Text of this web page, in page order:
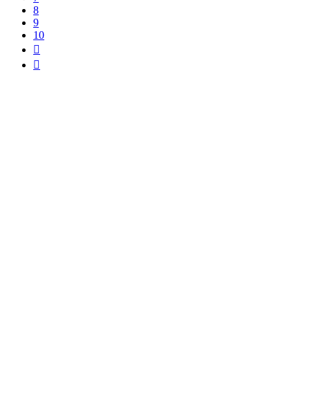
8
9
10